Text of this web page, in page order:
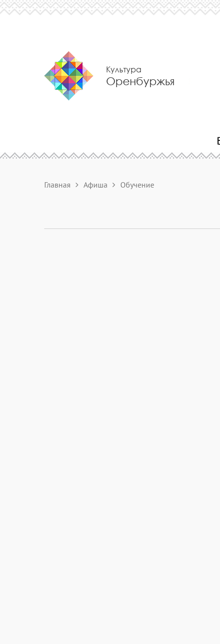
Культура
Оренбуржья
Главная Афиша Обучение